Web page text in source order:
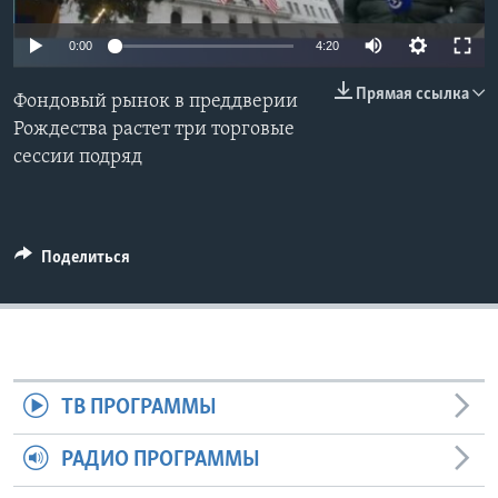
Learning English
СОЦИАЛЬНЫЕ СЕТИ
0:00 4:20
Прямая ссылка
Фондовый рынок в преддверии
Рождества растет три торговые
сессии подряд
Поделиться
ТВ ПРОГРАММЫ
РАДИО ПРОГРАММЫ